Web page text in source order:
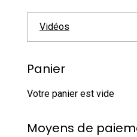
Vidéos
Panier
Votre panier est vide
Moyens de